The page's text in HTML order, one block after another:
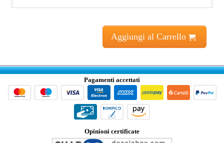
Aggiungi al Carrello
Pagamenti accettati
Opinioni certificate